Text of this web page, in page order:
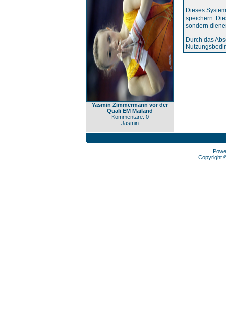
Yasmin Zimmermann vor der
Quali EM Mailand
Kommentare: 0
Jasmin
Dieses
speichern.
sondern
Durch das
Copyright